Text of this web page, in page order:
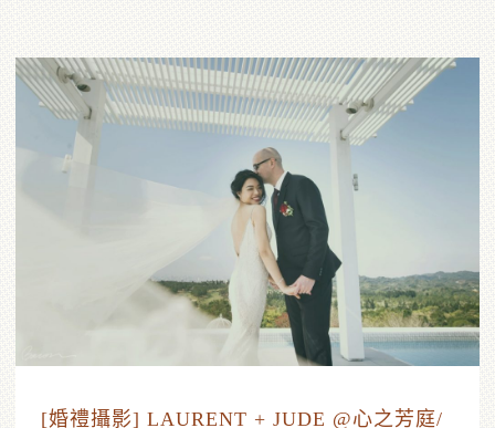
[婚禮攝影] LAURENT + JUDE @心之芳庭/